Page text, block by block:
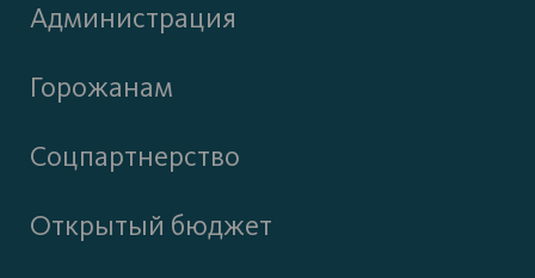
Администрация
Горожанам
Соцпартнерство
Открытый бюджет